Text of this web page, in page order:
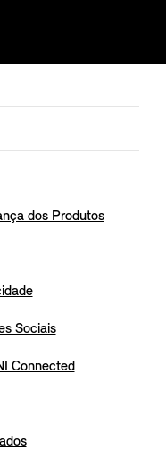
dos Produtos
Sociais
Connected